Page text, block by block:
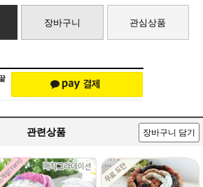
장바구니 관심상품
관련상품 장바구니 담기